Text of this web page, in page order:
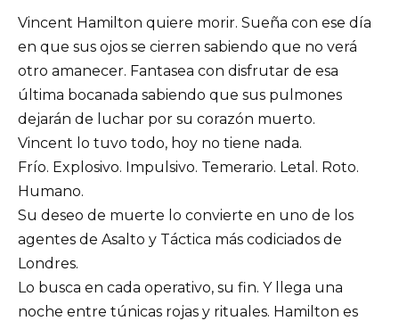
Vincent Hamilton quiere morir. Sueña con ese día
en que sus ojos se cierren sabiendo que no verá
otro amanecer. Fantasea con disfrutar de esa
última bocanada sabiendo que sus pulmones
dejarán de luchar por su corazón muerto.
Vincent lo tuvo todo, hoy no tiene nada.
Frío. Explosivo. Impulsivo. Temerario. Letal. Roto.
Humano.
Su deseo de muerte lo convierte en uno de los
agentes de Asalto y Táctica más codiciados de
Londres.
Lo busca en cada operativo, su fin. Y llega una
noche entre túnicas rojas y rituales. Hamilton es